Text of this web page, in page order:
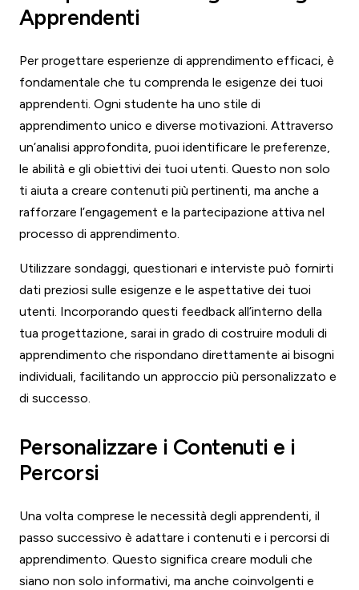
Apprendenti
Per progettare esperienze di apprendimento efficaci, è
fondamentale che tu comprenda le esigenze dei tuoi
apprendenti. Ogni studente ha uno stile di
apprendimento unico e diverse motivazioni. Attraverso
un’analisi approfondita, puoi identificare le preferenze,
le abilità e gli obiettivi dei tuoi utenti. Questo non solo
ti aiuta a creare contenuti più pertinenti, ma anche a
rafforzare l’engagement e la partecipazione attiva nel
processo di apprendimento.
Utilizzare sondaggi, questionari e interviste può fornirti
dati preziosi sulle esigenze e le aspettative dei tuoi
utenti. Incorporando questi feedback all’interno della
tua progettazione, sarai in grado di costruire moduli di
apprendimento che rispondano direttamente ai bisogni
individuali, facilitando un approccio più personalizzato e
di successo.
Personalizzare i Contenuti e i
Percorsi
Una volta comprese le necessità degli apprendenti, il
passo successivo è adattare i contenuti e i percorsi di
apprendimento. Questo significa creare moduli che
siano non solo informativi, ma anche coinvolgenti e